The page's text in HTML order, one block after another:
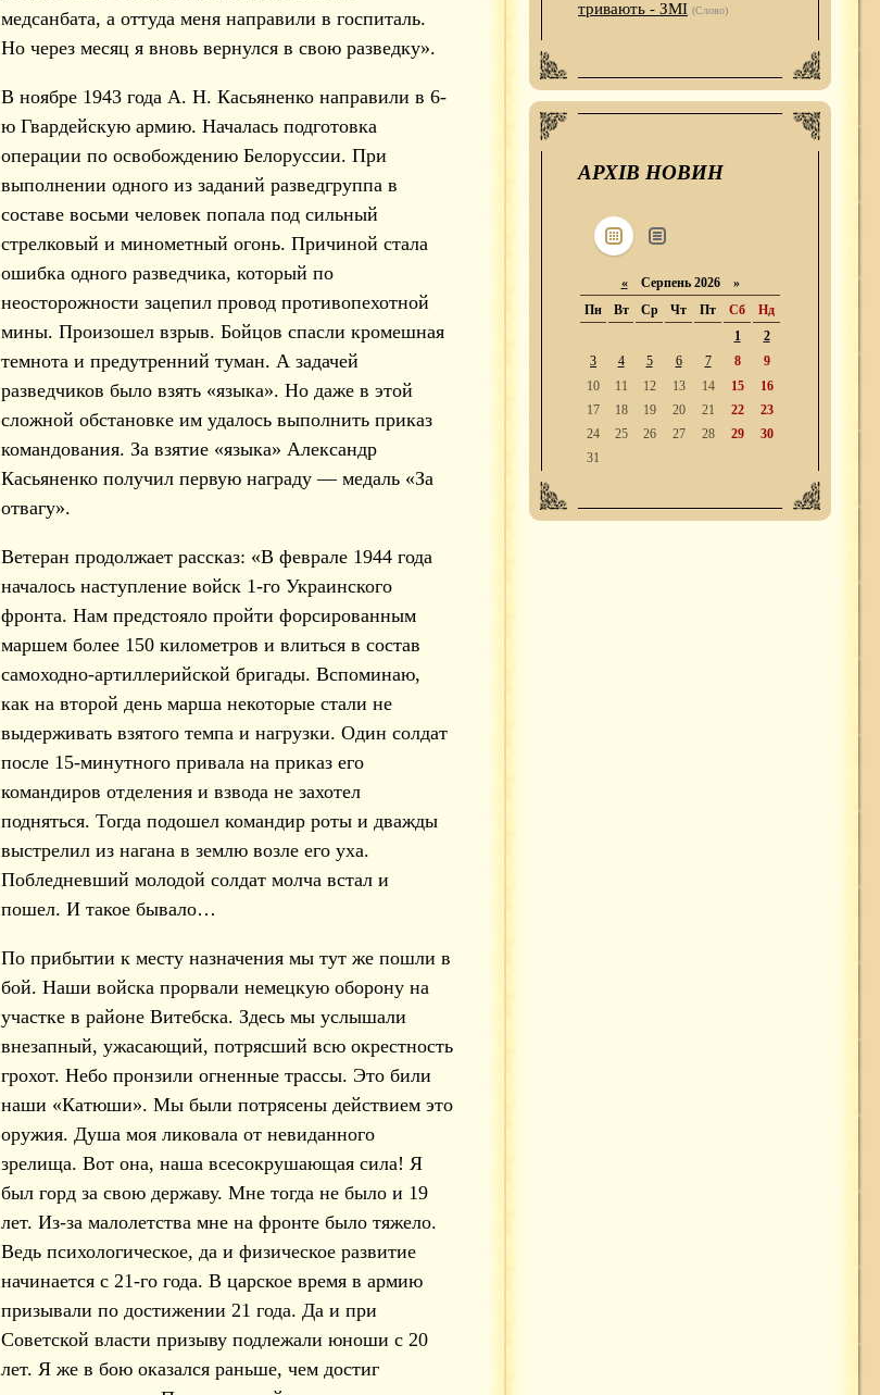
медсанбата, а оттуда меня направили в госпиталь.
Но через месяц я вновь вернулся в свою разведку».
В ноябре 1943 года А. Н. Касьяненко направили в 6-
ю Гвардейскую армию. Началась подготовка
операции по освобождению Белоруссии. При
выполнении одного из заданий разведгруппа в
составе восьми человек попала под сильный
стрелковый и минометный огонь. Причиной стала
ошибка одного разведчика, который по
неосторожности зацепил провод противопехотной
мины. Произошел взрыв. Бойцов спасли кромешная
темнота и предутренний туман. А задачей
разведчиков было взять «языка». Но даже в этой
сложной обстановке им удалось выполнить приказ
командования. За взятие «языка» Александр
Касьяненко получил первую награду — медаль «За
отвагу».
Ветеран продолжает рассказ: «В феврале 1944 года
началось наступление войск 1-го Украинского
фронта. Нам предстояло пройти форсированным
маршем более 150 километров и влиться в состав
самоходно-артиллерийской бригады. Вспоминаю,
как на второй день марша некоторые стали не
выдерживать взятого темпа и нагрузки. Один солдат
после 15-минутного привала на приказ его
командиров отделения и взвода не захотел
подняться. Тогда подошел командир роты и дважды
выстрелил из нагана в землю возле его уха.
Побледневший молодой солдат молча встал и
пошел. И такое бывало…
По прибытии к месту назначения мы тут же пошли в
бой. Наши войска прорвали немецкую оборону на
участке в районе Витебска. Здесь мы услышали
внезапный, ужасающий, потрясший всю окрестность
грохот. Небо пронзили огненные трассы. Это били
наши «Катюши». Мы были потрясены действием это
оружия. Душа моя ликовала от невиданного
зрелища. Вот она, наша всесокрушающая сила! Я
был горд за свою державу. Мне тогда не было и 19
лет. Из-за малолетства мне на фронте было тяжело.
Ведь психологическое, да и физическое развитие
начинается с 21-го года. В царское время в армию
призывали по достижении 21 года. Да и при
Советской власти призыву подлежали юноши с 20
лет. Я же в бою оказался раньше, чем достиг
тривають - ЗМІ (Слово)
АРХІВ НОВИН
«Серпень 2026 »
Пн
Вт Ср Чт Пт Сб
Нд
1
2
3
4 5 6 7 8
9
10
11 12 13 14 15
16
17
18 19 20 21 22
23
24
25 26 27 28 29
30
31